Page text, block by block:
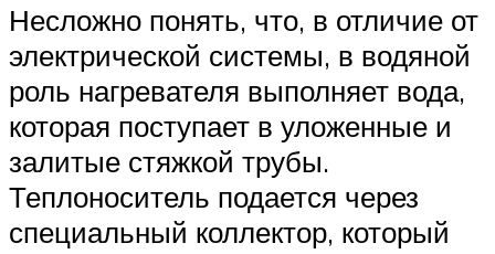
Несложно понять, что, в отличие от
электрической системы, в водяной
роль нагревателя выполняет вода,
которая поступает в уложенные и
залитые стяжкой трубы.
Теплоноситель подается через
специальный коллектор, который